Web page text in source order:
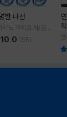
한 나선
시노 게이고 저/김선
10.0 (55)
칙